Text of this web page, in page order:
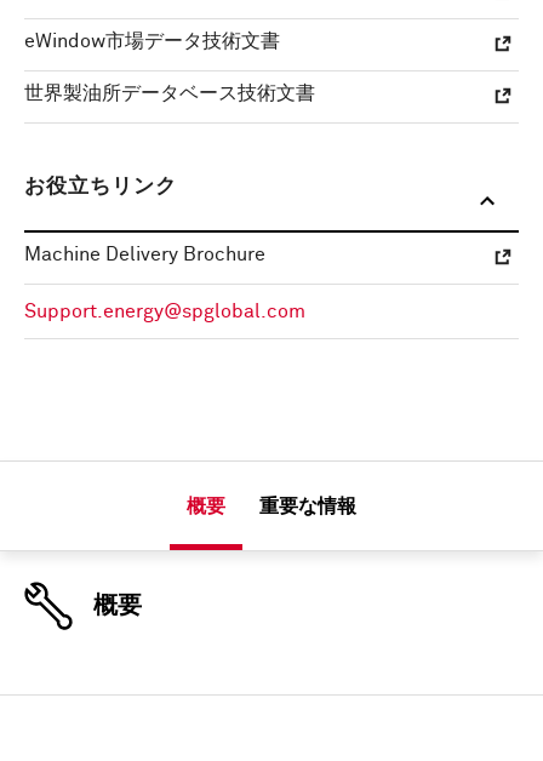
eWindow市場データ技術文書
世界製油所データベース技術文書
お役立ちリンク
Machine Delivery Brochure
Support.energy@spglobal.com
概要 重要な情報
概要